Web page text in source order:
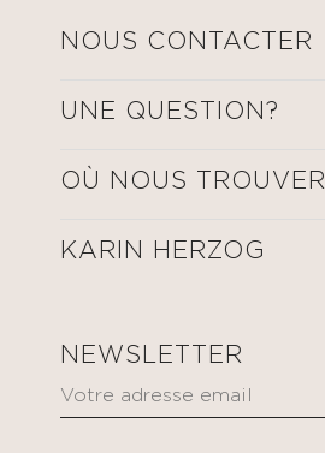
NOUS CONTACTER
UNE QUESTION?
OÙ NOUS TROUVER
KARIN HERZOG
NEWSLETTER